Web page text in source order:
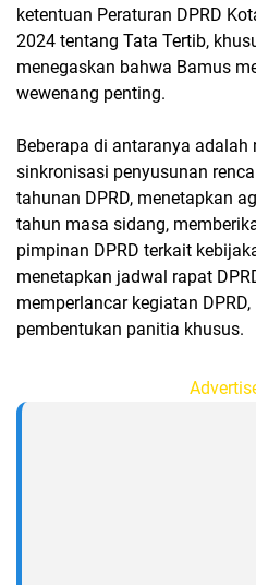
ketentuan Peraturan DPRD
2024 tentang Tata Tertib,
menegaskan bahwa Bamus
wewenang penting.
Beberapa di antaranya adalah
sinkronisasi penyusunan
tahunan DPRD, menetapkan
tahun masa sidang,
pimpinan DPRD terkait
menetapkan jadwal rapat
memperlancar kegiatan
pembentukan panitia khusus.